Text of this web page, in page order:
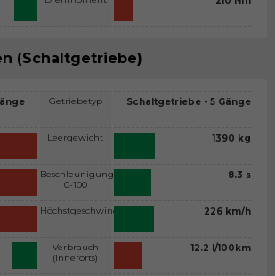
(Schaltgetriebe)
Getriebetyp
Leergewicht
Beschleunigung
0-100
Höchstgeschwindigkeit
Verbrauch
(Innerorts)
Schaltgetriebe - 5 Gänge
1390 kg
8.3 s
226 km/h
12.2 l/100km